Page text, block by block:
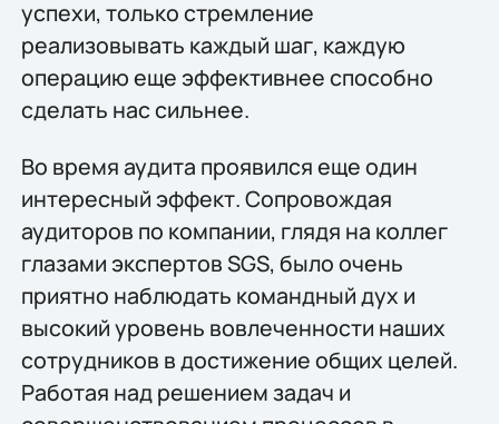
успехи, только стремление
реализовывать каждый шаг, каждую
операцию еще эффективнее способно
сделать нас сильнее.
Во время аудита проявился еще один
интересный эффект. Сопровождая
аудиторов по компании, глядя на коллег
глазами экспертов SGS, было очень
приятно наблюдать командный дух и
высокий уровень вовлеченности наших
сотрудников в достижение общих целей.
Работая над решением задач и